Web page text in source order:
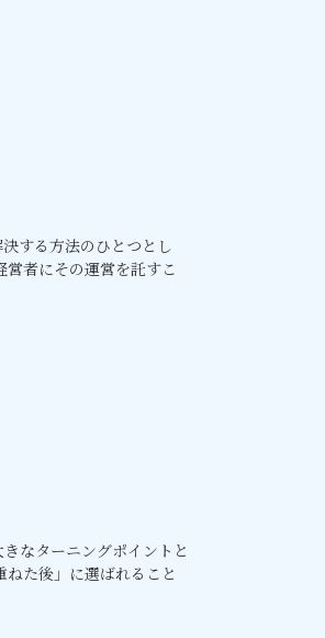
する方法のひとつとし
者にその運営を託すこ
なターニングポイントと
た後」に選ばれること